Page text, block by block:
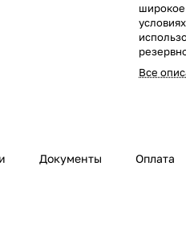
широкое
Все
Документы Оплата